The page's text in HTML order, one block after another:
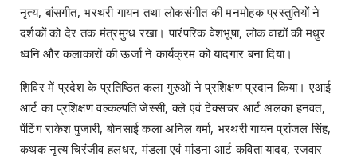
नृत्य, बांसगीत, भरथरी गायन तथा लोकसंगीत की मनमोहक प्रस्तुतियों ने
दर्शकों को देर तक मंत्रमुग्ध रखा। पारंपरिक वेशभूषा, लोक वाद्यों की मधुर
ध्वनि और कलाकारों की ऊर्जा ने कार्यक्रम को यादगार बना दिया।
शिविर में प्रदेश के प्रतिष्ठित कला गुरुओं ने प्रशिक्षण प्रदान किया। एआई
आर्ट का प्रशिक्षण वल्कल्पति जेस्सी, क्ले एवं टेक्सचर आर्ट अलका हनवत,
पेंटिंग राकेश पुजारी, बोनसाई कला अनिल वर्मा, भरथरी गायन प्रांजल सिंह,
कथक नृत्य चिरंजीव हलधर, मंडला एवं मांडना आर्ट कविता यादव, रजवार